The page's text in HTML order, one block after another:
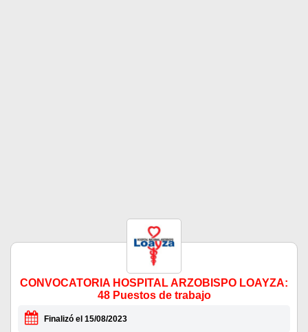
CONVOCATORIA HOSPITAL ARZOBISPO LOAYZA:
48 Puestos de trabajo
Finalizó el 15/08/2023